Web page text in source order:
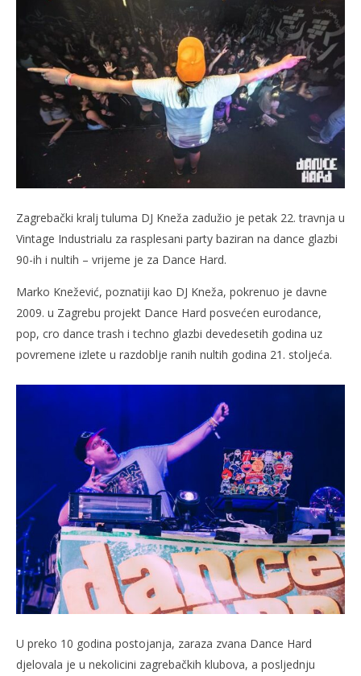
TRENUTNO OTVORENO
Dance Hard by DJ Kneža u Vintage Industrialu
21.04.2022.
slatina.net
Zagrebački kralj tuluma DJ Kneža zadužio je petak 22. travnja u
Vintage Industrialu za rasplesani party baziran na dance glazbi
90-ih i nultih – vrijeme je za Dance Hard.
Marko Knežević, poznatiji kao DJ Kneža, pokrenuo je davne
2009. u Zagrebu projekt Dance Hard posvećen eurodance,
pop, cro dance trash i techno glazbi devedesetih godina uz
povremene izlete u razdoblje ranih nultih godina 21. stoljeća.
U preko 10 godina postojanja, zaraza zvana Dance Hard
djelovala je u nekolicini zagrebačkih klubova, a posljednju